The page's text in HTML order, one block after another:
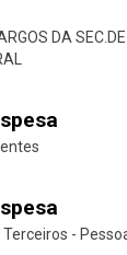
DA SEC.DE
-